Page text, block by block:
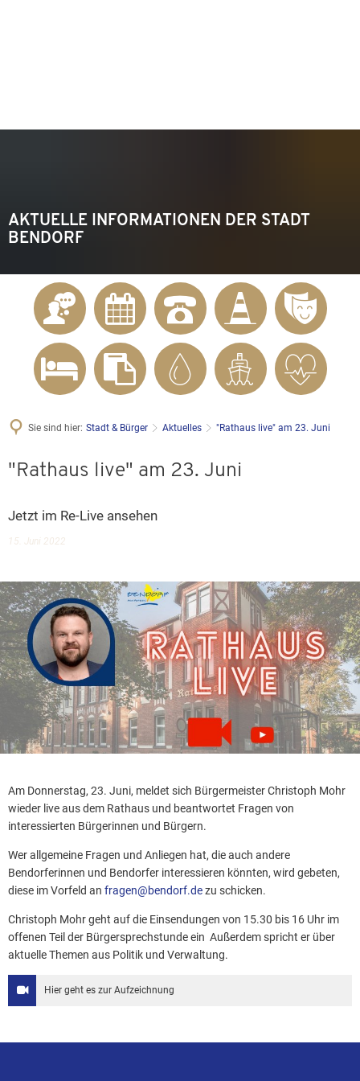
AKTUELLE INFORMATIONEN DER STADT
BENDORF
Sie sind hier: Stadt & Bürger Aktuelles "Rathaus live" am 23. Juni
"Rathaus live" am 23. Juni
Jetzt im Re-Live ansehen
15. Juni 2022
Am Donnerstag, 23. Juni, meldet sich Bürgermeister Christoph Mohr
wieder live aus dem Rathaus und beantwortet Fragen von
interessierten Bürgerinnen und Bürgern.
Wer allgemeine Fragen und Anliegen hat, die auch andere
Bendorferinnen und Bendorfer interessieren könnten, wird gebeten,
diese im Vorfeld an fragen@bendorf.dezu schicken.
Christoph Mohr geht auf die Einsendungen von 15.30 bis 16 Uhr im
offenen Teil der Bürgersprechstunde ein Außerdem spricht er über
aktuelle Themen aus Politik und Verwaltung.
Hier geht es zur Aufzeichnung